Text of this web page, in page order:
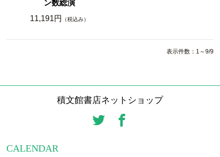
ン数総演
11,191円
（税込み）
表示件数：1～9/9
積文館書店ネットショップ
CALENDAR